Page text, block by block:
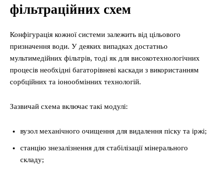
фільтраційних схем
Конфігурація кожної системи залежить від цільового
призначення води. У деяких випадках достатньо
мультимедійних фільтрів, тоді як для високотехнологічних
процесів необхідні багаторівневі каскади з використанням
сорбційних та іонообмінних технологій.
Зазвичай схема включає такі модулі:
вузол механічного очищення для видалення піску та іржі;
станцію знезалізнення для стабілізації мінерального
складу;